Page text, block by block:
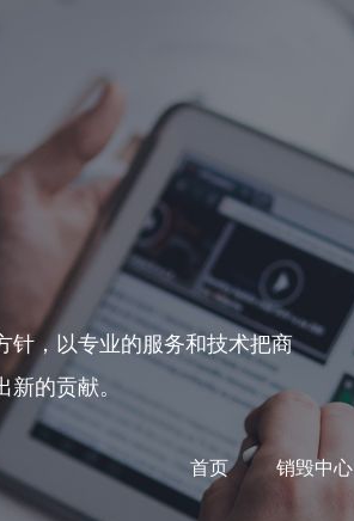
首页 销毁中心
针，以专业的服务和技术把商
的贡献。